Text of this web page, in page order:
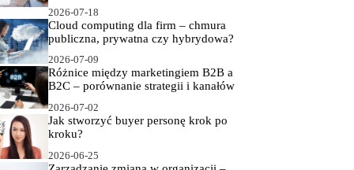
2026-07-18
Cloud computing dla firm – chmura
publiczna, prywatna czy hybrydowa?
2026-07-09
Różnice między marketingiem B2B a
B2C – porównanie strategii i kanałów
2026-07-02
Jak stworzyć buyer personę krok po
kroku?
2026-06-25